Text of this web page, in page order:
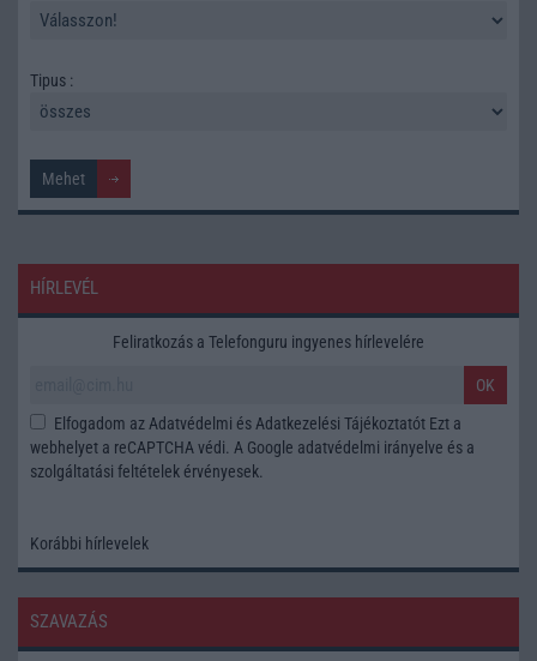
Tipus :
HÍRLEVÉL
Feliratkozás a Telefonguru ingyenes hírlevelére
OK
Elfogadom az Adatvédelmi és Adatkezelési Tájékoztatót Ezt a
webhelyet a reCAPTCHA védi. A Google adatvédelmi irányelve és a
szolgáltatási feltételek érvényesek.
Korábbi hírlevelek
SZAVAZÁS